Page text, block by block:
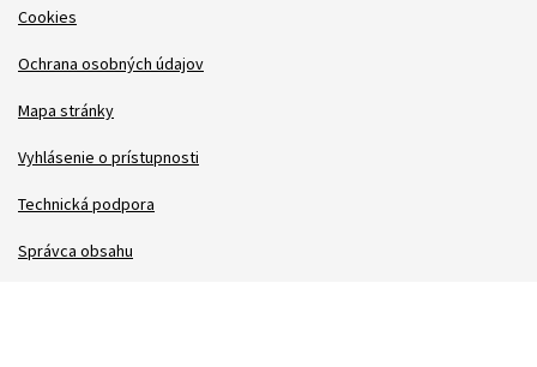
Cookies
Ochrana osobných údajov
Mapa stránky
Vyhlásenie o prístupnosti
Technická podpora
Správca obsahu